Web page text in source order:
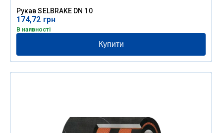
Рукав SELBRAKE DN 10
174,72 грн
В наявності
Купити